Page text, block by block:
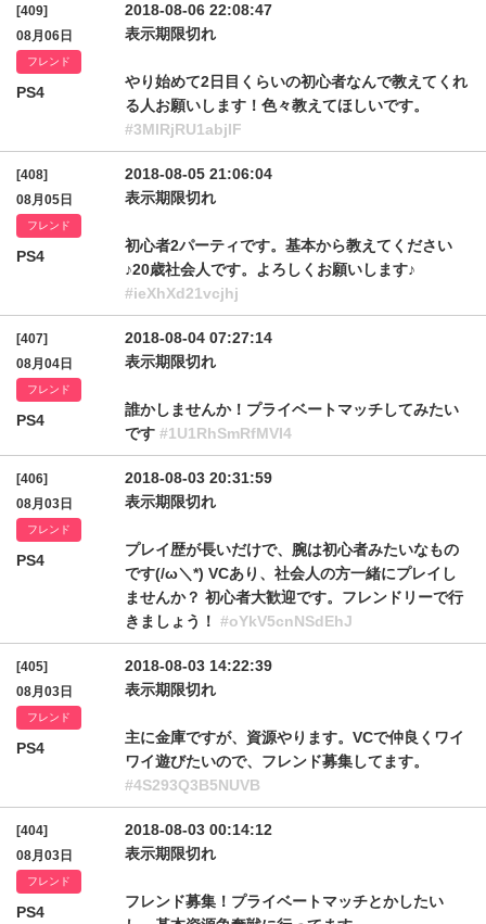
[409]
08月06日
フレンド
PS4
2018-08-06 22:08:47
表示期限切れ
やり始めて2日目くらいの初心者なんで教えてくれ
る人お願いします！色々教えてほしいです。
#3MlRjRU1abjlF
[408]
08月05日
フレンド
PS4
2018-08-05 21:06:04
表示期限切れ
初心者2パーティです。基本から教えてください
♪20歳社会人です。よろしくお願いします♪
#ieXhXd21vcjhj
[407]
08月04日
フレンド
PS4
2018-08-04 07:27:14
表示期限切れ
誰かしませんか！プライベートマッチしてみたい
です #1U1RhSmRfMVI4
[406]
08月03日
フレンド
PS4
2018-08-03 20:31:59
表示期限切れ
プレイ歴が長いだけで、腕は初心者みたいなもの
です(/ω＼*) VCあり、社会人の方一緒にプレイし
ませんか？ 初心者大歓迎です。フレンドリーで行
きましょう！ #oYkV5cnNSdEhJ
[405]
08月03日
フレンド
PS4
2018-08-03 14:22:39
表示期限切れ
主に金庫ですが、資源やります。VCで仲良くワイ
ワイ遊びたいので、フレンド募集してます。
#4S293Q3B5NUVB
[404]
08月03日
フレンド
PS4
2018-08-03 00:14:12
表示期限切れ
フレンド募集！プライベートマッチとかしたい